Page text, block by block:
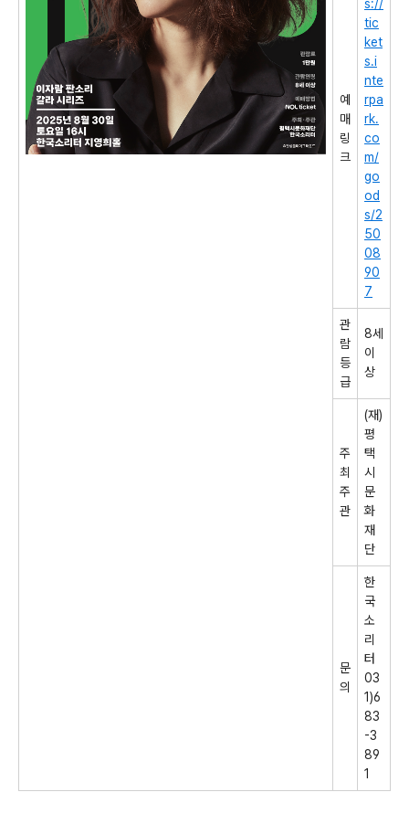
예
매
링
크
s://
tic
ket
s.i
nte
rpa
rk.
co
m/
go
od
s/2
50
08
90
7
관
람
등
급
8세
이
상
주
최
주
관
(재)
평
택
시
문
화
재
단
문
의
한
국
소
리
터
03
1)6
83
-3
89
1